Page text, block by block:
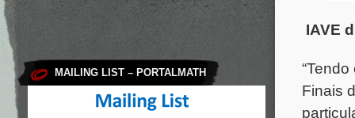
MAILING LIST – PORTALMATH
IAVE
Finais